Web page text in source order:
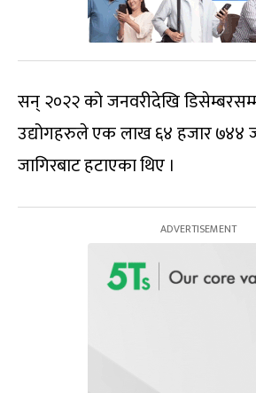
सन् २०२२ को जनवरीदेखि
उद्योगहरुले एक लाख ६४ हजार ७४४
जागिरबाट हटाएका थिए ।